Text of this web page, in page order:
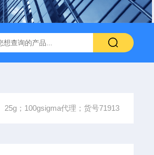
25g；100gsigma代理；货号71913